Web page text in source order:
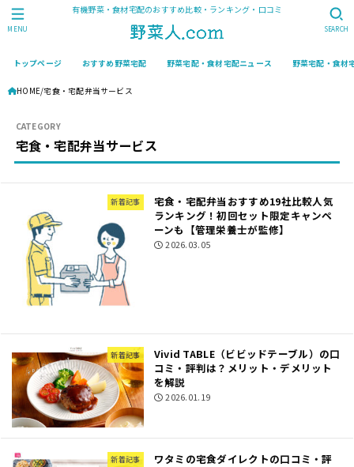
有機野菜・食材宅配のおすすめ比較・ランキング・口コミ
トップページ おすすめ野菜宅配 野菜宅配・食材宅配ニュース 野菜宅配・食材
SEARCH
MENU
HOME 宅食・宅配弁当サービス
宅食・宅配弁当サービス
新着記事
宅食・宅配弁当おすすめ19社比較人気
ランキング！初回セット限定キャンペ
ーンも【管理栄養士が監修】
2026.03.05
新着記事
Vivid TABLE（ビビッドテーブル）の口
コミ・評判は？メリット・デメリット
を解説
2026.01.19
新着記事
ワタミの宅食ダイレクトの口コミ・評